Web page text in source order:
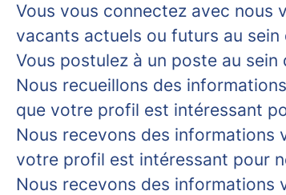
Vous vous connectez avec nous
vacants actuels ou futurs au
Vous postulez à un poste au
Nous recueillons des
que votre profil est intéressant
Nous recevons des informations
votre profil est intéressant pour
Nous recevons des informations